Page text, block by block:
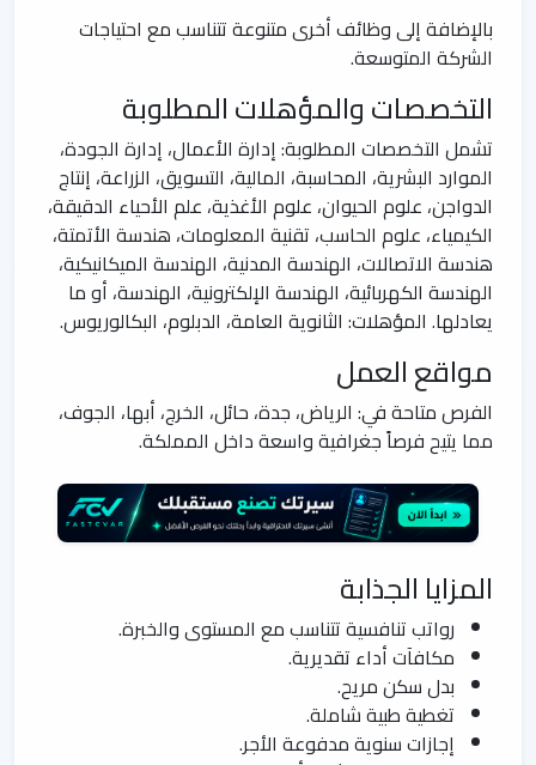
بالإضافة إلى وظائف أخرى متنوعة تتناسب مع احتياجات
الشركة المتوسعة.
التخصصات والمؤهلات المطلوبة
تشمل التخصصات المطلوبة: إدارة الأعمال، إدارة الجودة،
الموارد البشرية، المحاسبة، المالية، التسويق، الزراعة، إنتاج
الدواجن، علوم الحيوان، علوم الأغذية، علم الأحياء الدقيقة،
الكيمياء، علوم الحاسب، تقنية المعلومات، هندسة الأتمتة،
هندسة الاتصالات، الهندسة المدنية، الهندسة الميكانيكية،
الهندسة الكهربائية، الهندسة الإلكترونية، الهندسة، أو ما
يعادلها. المؤهلات: الثانوية العامة، الدبلوم، البكالوريوس.
مواقع العمل
الفرص متاحة في: الرياض، جدة، حائل، الخرج، أبها، الجوف،
مما يتيح فرصاً جغرافية واسعة داخل المملكة.
المزايا الجذابة
رواتب تنافسية تتناسب مع المستوى والخبرة.
مكافآت أداء تقديرية.
بدل سكن مريح.
تغطية طبية شاملة.
إجازات سنوية مدفوعة الأجر.